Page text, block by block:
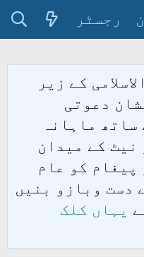
رجسٹر
کے زیر
دعوتی
ساتھ ماہانہ
نیٹ کے میدان
پیغام کو عام
دست وبازو بنیں
یہاں کلک